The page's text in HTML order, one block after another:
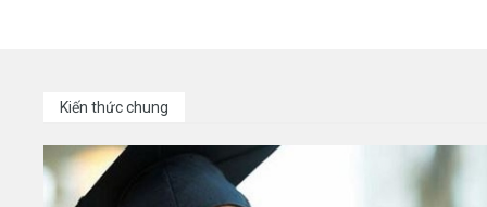
Kiến thức chung